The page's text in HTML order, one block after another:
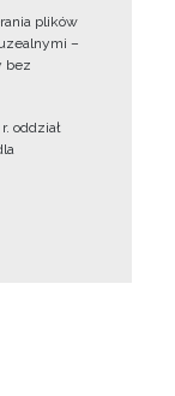
plików
–
bez
oddział